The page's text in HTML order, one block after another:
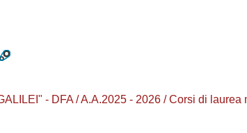
- DFA / A.A.2025 - 2026 / Corsi di laurea